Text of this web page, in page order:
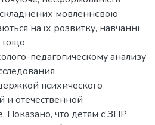
мовленнєвою
на їх розвитку, навчанні
тощо
педагогическому анализу
психического
и отечественной
Показано, что детям с ЗПР